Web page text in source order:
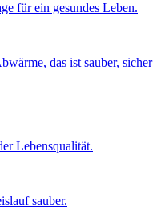
für ein gesundes Leben.
das ist sauber, sicher
Lebensqualität.
sauber.